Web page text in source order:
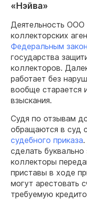
«Нэйва»
Деятельность ООО
коллекторских
Федеральным
государства
коллекторов.
работает без
вообще старается
взыскания.
Судя по отзывам
обращаются в суд
судебного приказа
сделать
коллекторы
приставы в ходе
могут арестовать
требуемую